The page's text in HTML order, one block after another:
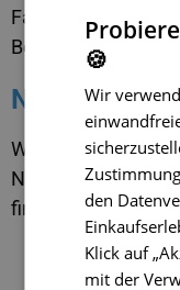
Fahrzeug und hilft
Beladen sowie bei
Neuheiten
Wir haben unser
Nutzfahrzeuge
finden Sie auch für:
Renault Master
Nissan Interstar
🍪
Wir
den
Klick auf
mit der